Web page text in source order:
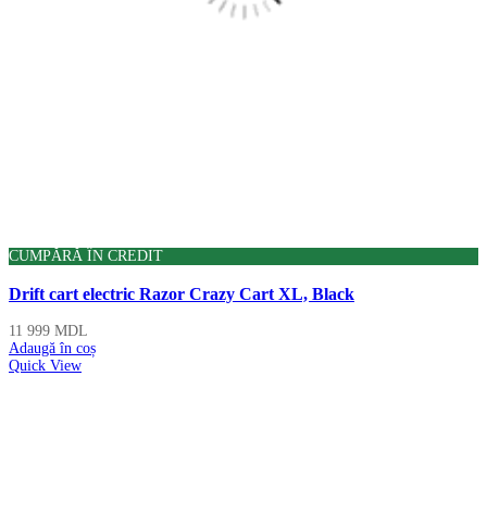
CUMPĂRĂ ÎN CREDIT
Drift cart electric Razor Crazy Cart XL, Black
11 999 MDL
Adaugă în coș
Quick View